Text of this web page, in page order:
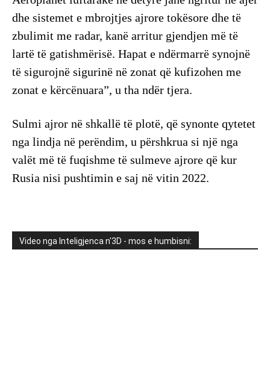
dhe sistemet e mbrojtjes ajrore tokësore dhe të
zbulimit me radar, kanë arritur gjendjen më të
lartë të gatishmërisë. Hapat e ndërmarrë synojnë
të sigurojnë sigurinë në zonat që kufizohen me
zonat e kërcënuara”, u tha ndër tjera.
Sulmi ajror në shkallë të plotë, që synonte qytetet
nga lindja në perëndim, u përshkrua si një nga
valët më të fuqishme të sulmeve ajrore që kur
Rusia nisi pushtimin e saj në vitin 2022.
Video nga Inteligjenca n'3D - mos e humbisni: